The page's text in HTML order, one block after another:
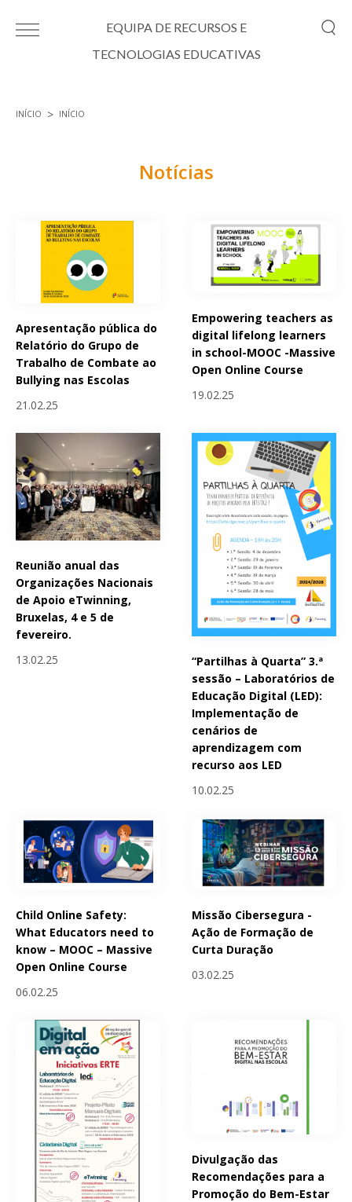
EQUIPA DE RECURSOS E
TECNOLOGIAS EDUCATIVAS
INÍCIO INÍCIO
Notícias
Apresentação pública do
Relatório do Grupo de
Trabalho de Combate ao
Bullying nas Escolas
21.02.25
Empowering teachers as
digital lifelong learners
in school-MOOC -Massive
Open Online Course
19.02.25
Reunião anual das
Organizações Nacionais
de Apoio eTwinning,
Bruxelas, 4 e 5 de
fevereiro.
13.02.25
“Partilhas à Quarta” 3.ª
sessão – Laboratórios de
Educação Digital (LED):
Implementação de
cenários de
aprendizagem com
recurso aos LED
10.02.25
Child Online Safety:
What Educators need to
know – MOOC – Massive
Open Online Course
06.02.25
Missão Cibersegura -
Ação de Formação de
Curta Duração
03.02.25
Divulgação das
Recomendações para a
Promoção do Bem-Estar
Páginas